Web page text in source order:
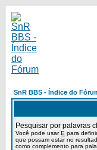
SnR BBS - Índice do
Pesquisar por palavras
Você pode usarE para
que possam estar no
como complemento para